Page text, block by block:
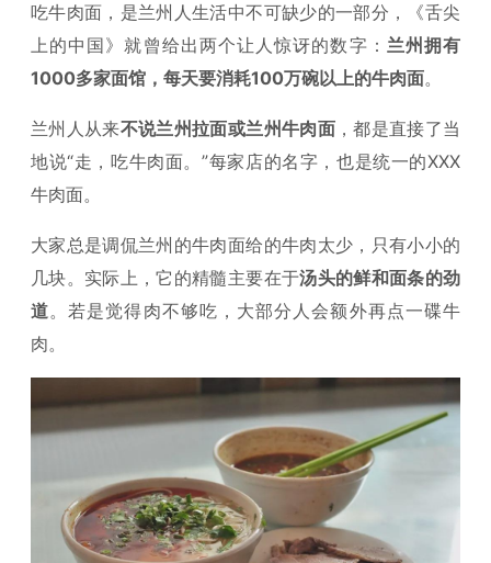
吃牛肉面，是兰州人生活中不可缺少的一部分，《舌尖
上的中国》就曾给出两个让人惊讶的数字： 兰州拥有
1000多家面馆，每天要消耗100万碗以上的牛肉面。
兰州人从来不说兰州拉面或兰州牛肉面，都是直接了当
地说“走，吃牛肉面。”每家店的名字，也是统一的XXX
牛肉面。
大家总是调侃兰州的牛肉面给的牛肉太少，只有小小的
几块。实际上，它的精髓主要在于汤头的鲜和面条的劲
道。若是觉得肉不够吃，大部分人会额外再点一碟牛
肉。